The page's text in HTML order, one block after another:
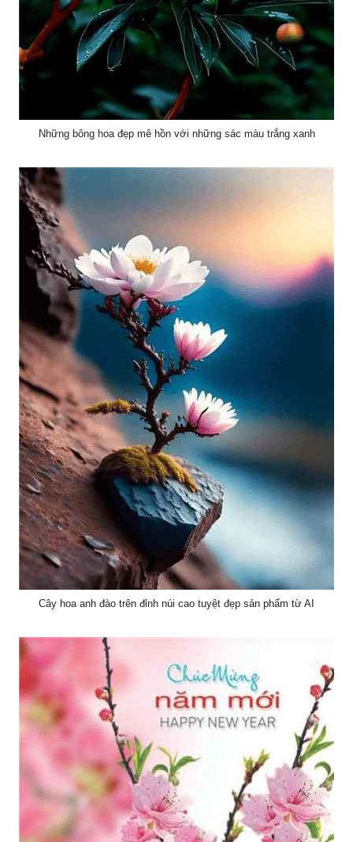
Những bông hoa đẹp mê hồn với những sác màu trắng xanh
Cây hoa anh đào trên đỉnh núi cao tuyệt đẹp sản phẩm từ AI